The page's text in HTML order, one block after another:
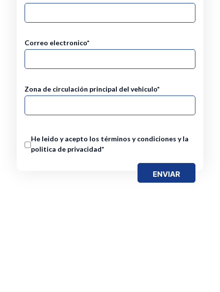
Correo electronico*
Zona de circulación principal del vehiculo*
He leido y acepto los términos y condiciones y la
politica de privacidad*